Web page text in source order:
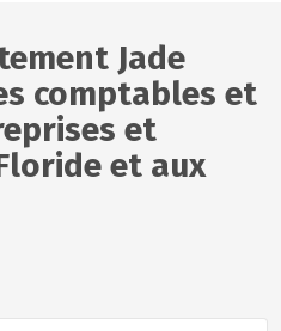
Jade
comptables et
et
et aux